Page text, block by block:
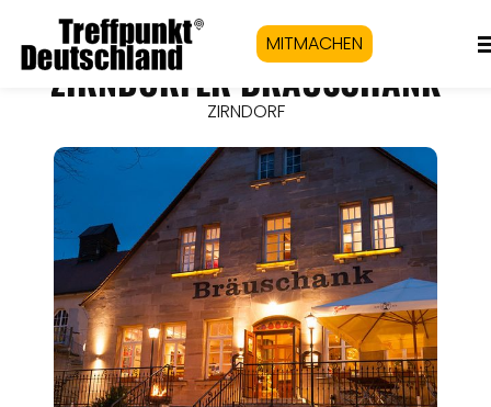
MITMACHEN
ZIRNDORFER BRÄUSCHANK
ZIRNDORF